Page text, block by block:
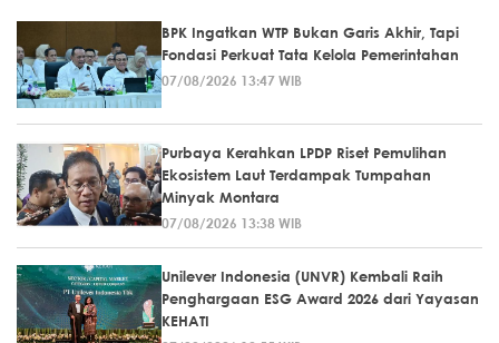
BPK Ingatkan WTP Bukan Garis Akhir, Tapi
Fondasi Perkuat Tata Kelola Pemerintahan
07/08/2026 13:47 WIB
Purbaya Kerahkan LPDP Riset Pemulihan
Ekosistem Laut Terdampak Tumpahan
Minyak Montara
07/08/2026 13:38 WIB
Unilever Indonesia (UNVR) Kembali Raih
Penghargaan ESG Award 2026 dari Yayasan
KEHATI